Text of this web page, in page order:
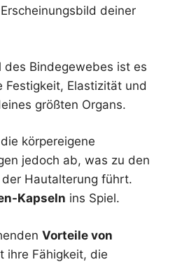
deiner
Bindegewebes ist es
Elastizität und
größten Organs.
körpereigene
jedoch ab, was zu den
Hautalterung führt.
Kapseln ins Spiel.
Vorteile von
ihre Fähigkeit, die